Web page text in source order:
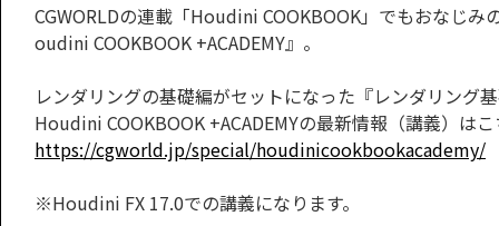
CGWORLDの連載「Houdini COOKBOOK」でもおなじ
oudini COOKBOOK +ACADEMY』。
レンダリングの基礎編がセットになった『レンダリング
Houdini COOKBOOK +ACADEMYの最新情報（講義）は
https://cgworld.jp/special/houdinicookbookacademy/
※Houdini FX 17.0での講義になります。